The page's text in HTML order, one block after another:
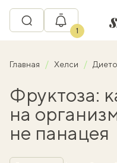
1
Главная Хелси
Фруктоза:
на
не панацея